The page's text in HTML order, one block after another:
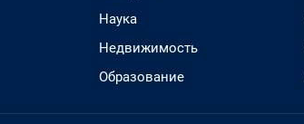
Наука
Недвижимость
Образование